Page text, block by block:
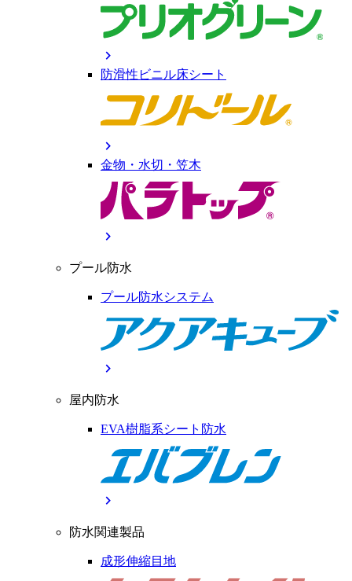
chevron_right
防滑性ビニル床シート
chevron_right
金物・水切・笠木
chevron_right
プール防水
プール防水システム
chevron_right
屋内防水
EVA樹脂系シート防水
chevron_right
防水関連製品
成形伸縮目地